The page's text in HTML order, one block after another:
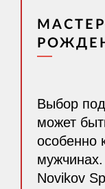
Выбор
может
особенно
Novikov